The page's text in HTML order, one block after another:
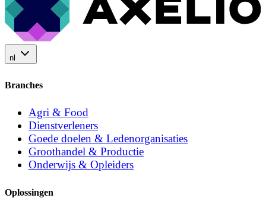
nl
Branches
Agri & Food
Dienstverleners
Goede doelen & Ledenorganisaties
Groothandel & Productie
Onderwijs & Opleiders
Oplossingen